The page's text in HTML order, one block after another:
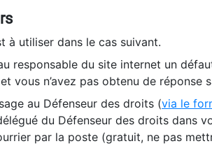
à utiliser dans le cas suivant.
responsable du site internet un
vous n’avez pas obtenu de réponse
au Défenseur des droits (via le
du Défenseur des droits dans
par la poste (gratuit, ne pas